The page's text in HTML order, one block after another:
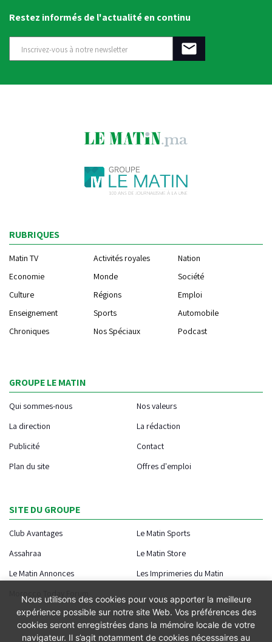
Restez informés de l'actualité en continu
RUBRIQUES
Matin TV Activités royales
Nation
Economie
Monde
Société
Culture
Régions
Emploi
Enseignement
Sports
Automobile
Chroniques
Nos Spéciaux Podcast
GROUPE LE MATIN
Qui sommes-nous
Nos valeurs
La direction
La rédaction
Publicité
Contact
Plan du site
Offres d'emploi
SITE DU GROUPE
Club Avantages
Le Matin Sports
Assahraa
Le Matin Store
Le Matin Annonces
Les Imprimeries du Matin
Morocco Today Forum
Nous utilisons des cookies pour vous apporter la meilleure
expérience possible sur notre site Web. Vos préférences des
cookies seront enregistrées dans la mémoire locale de votre
navigateur. Il s’agit notamment de cookies nécessaires au